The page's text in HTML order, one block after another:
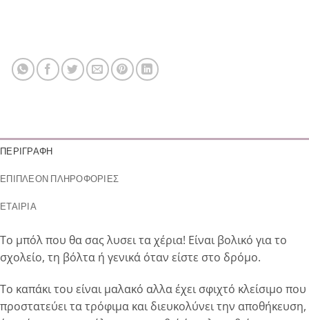
ΠΕΡΙΓΡΑΦΉ
ΕΠΙΠΛΈΟΝ ΠΛΗΡΟΦΟΡΊΕΣ
ΕΤΑΙΡΊΑ
Το μπόλ που θα σας λυσει τα χέρια! Είναι βολικό για το
σχολείο, τη βόλτα ή γενικά όταν είστε στο δρόμο.
Το καπάκι του είναι μαλακό αλλα έχει σφιχτό κλείσιμο που
προστατεύει τα τρόφιμα και διευκολύνει την αποθήκευση,